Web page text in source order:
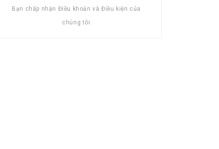
Bạn chấp nhận Điều khoản và Điều kiện của
chúng tôi